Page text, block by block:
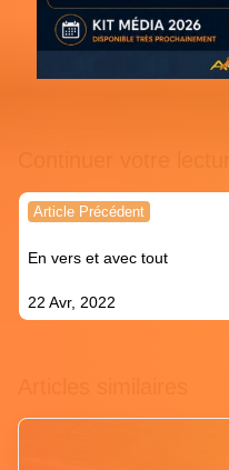
Navigation
l’article
Article Précédent
En vers et avec tout
22 Avr, 2022